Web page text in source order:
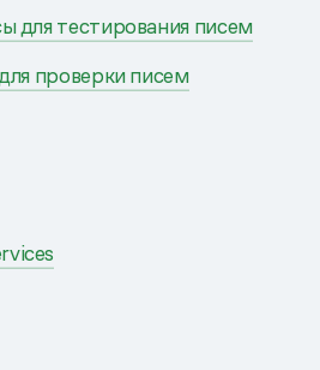
для тестирования писем
проверки писем